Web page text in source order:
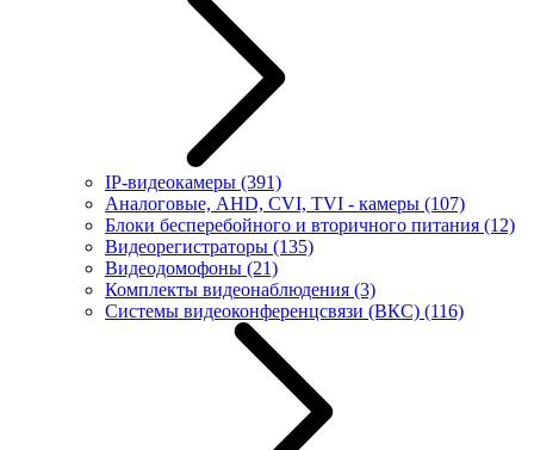
IP-видеокамеры (391)
Аналоговые, AHD, CVI, TVI - камеры (107)
Блоки бесперебойного и вторичного питания (12)
Видеорегистраторы (135)
Видеодомофоны (21)
Комплекты видеонаблюдения (3)
Системы видеоконференцсвязи (ВКС) (116)